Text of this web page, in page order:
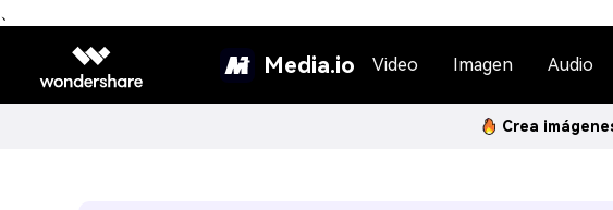
、
Media.io Video Imagen Audio
Crea